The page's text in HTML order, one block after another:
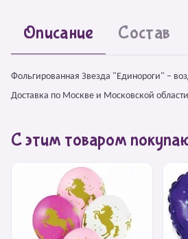
Описание Состав
Фольгированная Звезда "Единороги" –
Доставка по Москве и Московской
С этим товаром